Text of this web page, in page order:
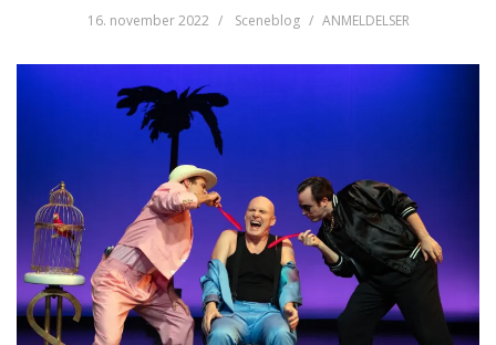
16. november 2022 Sceneblog ANMELDELSER